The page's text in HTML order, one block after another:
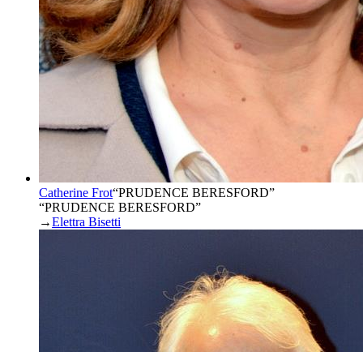
Catherine Frot“PRUDENCE BERESFORD”
“PRUDENCE BERESFORD”
→Elettra Bisetti